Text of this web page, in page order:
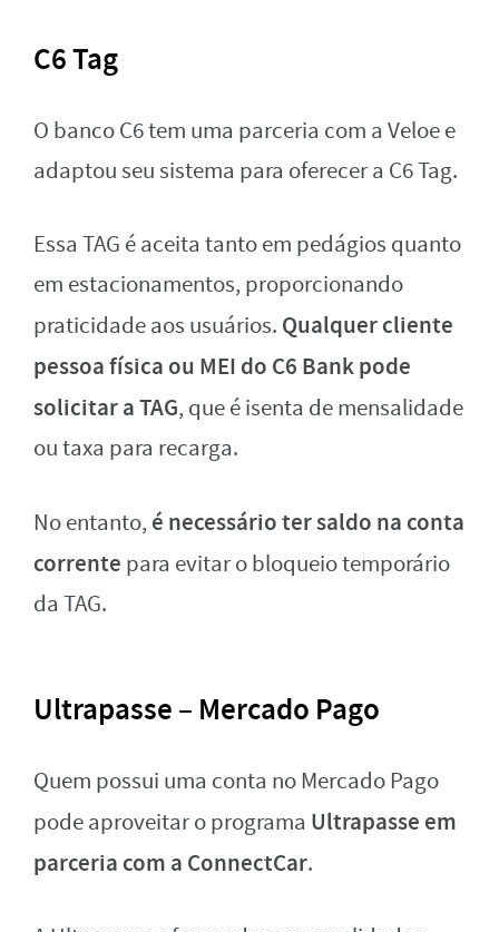
C6 Tag
O banco C6 tem uma parceria com a Veloe e
adaptou seu sistema para oferecer a C6 Tag.
Essa TAG é aceita tanto em pedágios quanto
em estacionamentos, proporcionando
praticidade aos usuários. Qualquer cliente
pessoa física ou MEI do C6 Bank pode
solicitar a TAG, que é isenta de mensalidade
ou taxa para recarga.
No entanto, é necessário ter saldo na conta
corrente para evitar o bloqueio temporário
da TAG.
Ultrapasse – Mercado Pago
Quem possui uma conta no Mercado Pago
pode aproveitar o programa Ultrapasse em
parceria com a ConnectCar.